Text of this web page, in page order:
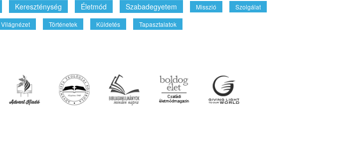
Kereszténység Életmód Szabadegyetem Misszió Szolgálat
Világnézet Történetek Küldetés Tapasztalatok